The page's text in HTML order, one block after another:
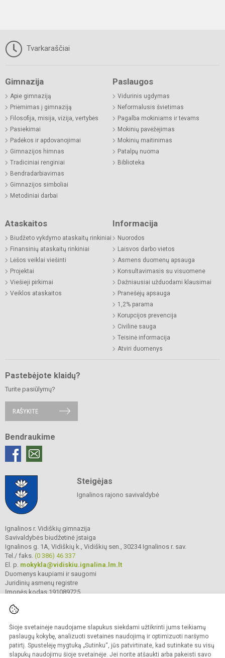
Šioje svetainėje naudojame slapukus siekdami užtikrinti jums teikiamų
paslaugų kokybę, analizuoti svetainės naudojimą ir optimizuoti naršymo
patirtį. Spustelėję mygtuką „Sutinku“, jūs patvirtinate, kad sutinkate su visų
slapukų naudojimu šioje svetainėje. Jei norite atšaukti arba pakeisti savo
Tvarkaraščiai
Gimnazija
Apie gimnaziją
Priėmimas į gimnaziją
Filosofija, misija, vizija, vertybės
Pasiekimai
Padėkos ir apdovanojimai
Gimnazijos himnas
Tradiciniai renginiai
Bendradarbiavimas
Gimnazijos simboliai
Metodiniai darbai
Paslaugos
Vidurinis ugdymas
Neformalusis švietimas
Pagalba mokiniams ir tėvams
Mokinių pavėžėjimas
Mokinių maitinimas
Patalpų nuoma
Biblioteka
Ataskaitos
Biudžeto vykdymo ataskaitų rinkiniai
Finansinių ataskaitų rinkiniai
Lėšos veiklai viešinti
Projektai
Viešieji pirkimai
Veiklos ataskaitos
Informacija
Nuorodos
Laisvos darbo vietos
Asmens duomenų apsauga
Konsultavimasis su visuomene
Dažniausiai užduodami klausimai
Pranešėjų apsauga
1,2% parama
Korupcijos prevencija
Civilinė sauga
Teisinė informacija
Atviri duomenys
Pastebėjote klaidų?
Turite pasiūlymų?
RAŠYKITE
Bendraukime
Steigėjas
Ignalinos rajono savivaldybė
Ignalinos r. Vidiškių gimnazija
Savivaldybės biudžetinė įstaiga
Ignalinos g. 1A, Vidiškių k., Vidiškių sen., 30234 Ignalinos r. sav.
Tel./ faks. (0 386) 46 337
El. p. mokykla@vidiskiu.ignalina.lm.lt
Duomenys kaupiami ir saugomi
Juridinių asmenų registre
Įmonės kodas 191089725
© 2025. Ignalinos r. Vidiškių gimnazija. Visos teisės saugomos.
Kopijuoti turinį be raštiško gimnazijos sutikimo griežtai draudžiama.
Prieinamumo paraiška Slapukų valdymas